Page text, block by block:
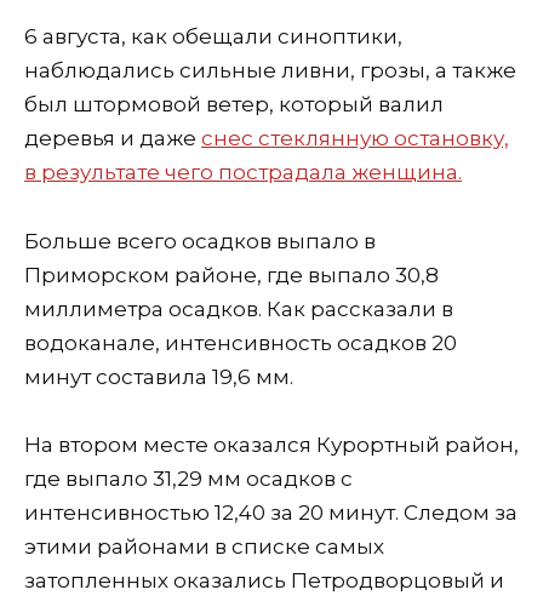
6 августа, как обещали синоптики,
наблюдались сильные ливни, грозы, а также
был штормовой ветер, который валил
деревья и даже снес стеклянную остановку,
в результате чего пострадала женщина.
Больше всего осадков выпало в
Приморском районе, где выпало 30,8
миллиметра осадков. Как рассказали в
водоканале, интенсивность осадков 20
минут составила 19,6 мм.
На втором месте оказался Курортный район,
где выпало 31,29 мм осадков с
интенсивностью 12,40 за 20 минут. Следом за
этими районами в списке самых
затопленных оказались Петродворцовый и